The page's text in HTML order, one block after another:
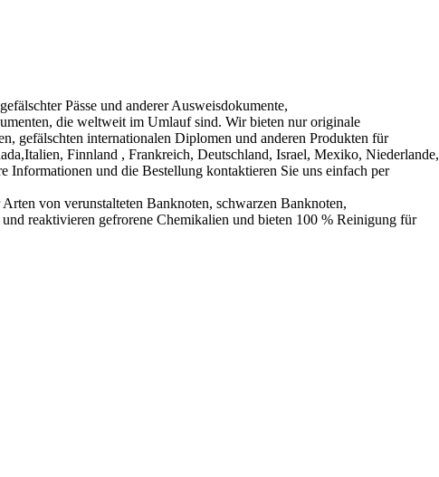
Pässe und anderer Ausweisdokumente,
die weltweit im Umlauf sind. Wir bieten nur originale
gefälschten internationalen Diplomen und anderen Produkten für
Finnland , Frankreich, Deutschland, Israel, Mexiko, Niederlande,
und die Bestellung kontaktieren Sie uns einfach per
von verunstalteten Banknoten, schwarzen Banknoten,
reaktivieren gefrorene Chemikalien und bieten 100 % Reinigung für